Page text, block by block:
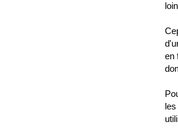
en